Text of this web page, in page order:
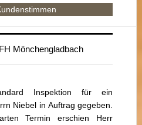
Mönchengladbach
Inspektion für ein
Niebel in Auftrag gegeben.
Termin erschien Herr